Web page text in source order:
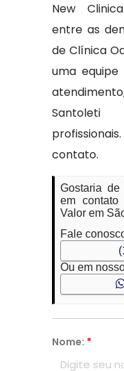
New
entre as
de Clínica
uma
contato.
Gostaria
em
Valor em
Fale
Ou em
Nome: *